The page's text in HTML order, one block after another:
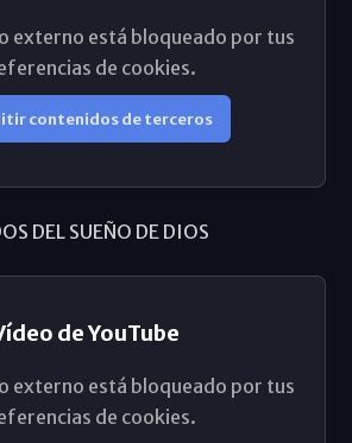
externo está bloqueado por tus
de cookies.
contenidos de terceros
DEL SUEÑO DE DIOS
de YouTube
externo está bloqueado por tus
de cookies.